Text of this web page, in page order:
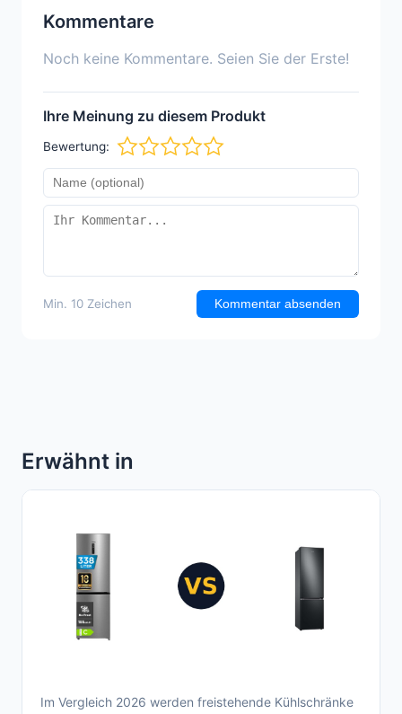
Kommentare
Noch keine Kommentare. Seien Sie der Erste!
Ihre Meinung zu diesem Produkt
Bewertung:
Min. 10 Zeichen Kommentar absenden
Erwähnt in
Aktueller Freistehender Kühlschrank
Im Vergleich 2026 werden freistehende Kühlschränke